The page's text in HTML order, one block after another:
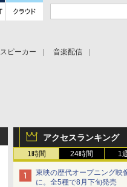
スピーカー
音楽配信
アクセスランキング
1時間 24時間 1
東映の歴代オープニング映
に。全5種で8月下旬発売